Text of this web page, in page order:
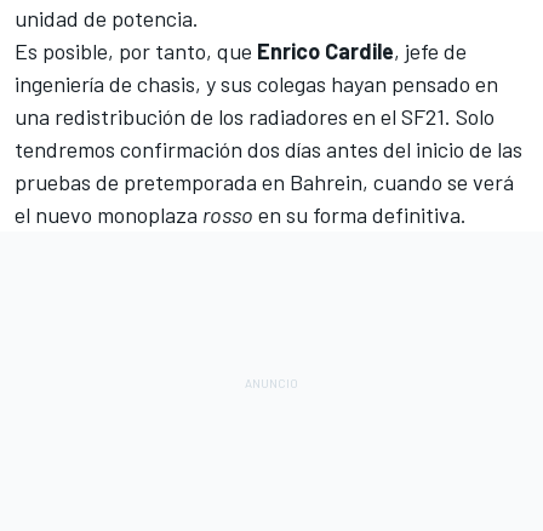
unidad de potencia.
Es posible, por tanto, que Enrico Cardile, jefe de
ingeniería de chasis, y sus colegas hayan pensado en
una redistribución de los radiadores en el SF21. Solo
tendremos confirmación dos días antes del inicio de las
pruebas de pretemporada en Bahrein, cuando se verá
el nuevo monoplaza rosso en su forma definitiva.